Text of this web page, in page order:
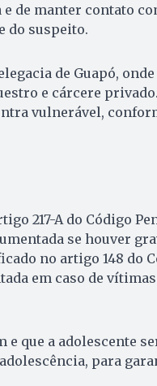
de manter contato
do suspeito.
de Guapó, onde
e cárcere
vulnerável,
217-A do Código
se houver
no artigo 148 do
em caso de vítimas
e que a adolescente
para